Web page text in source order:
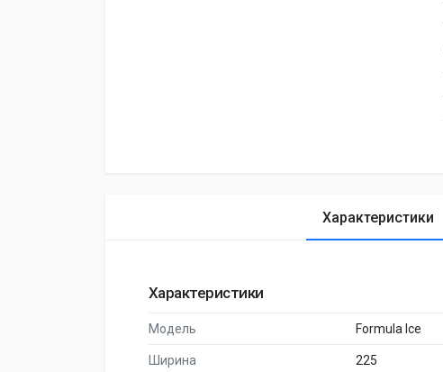
Характеристики
Характеристики
Модель Formula Ice
Ширина 225